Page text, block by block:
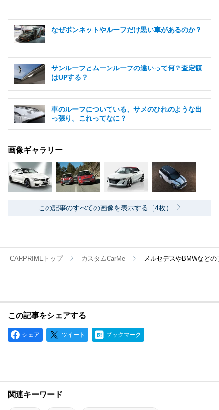
なぜボンネットやルーフだけ黒い車があるのか？
サンルーフとムーンルーフの違いって何？査定額
はUPする？
車のルーフについている、サメのひれのような出
っ張り。これってなに？
画像ギャラリー
この記事のすべての画像を表示する（4枚）
CARPRIMEトップ カスタムCarMe メルセデスやBMWなど
この記事をシェアする
シェア ツイート ブックマーク
関連キーワード